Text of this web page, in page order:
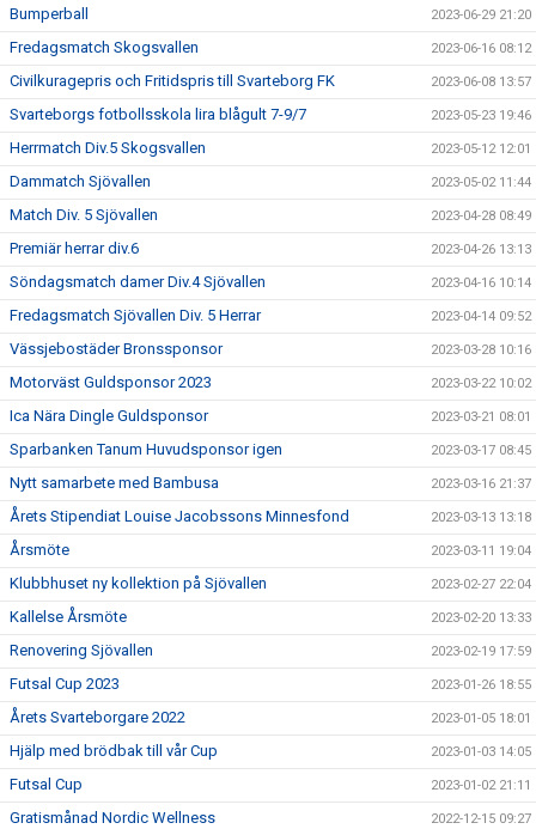
Bumperball 2023-06-29 21:20
Fredagsmatch Skogsvallen 2023-06-16 08:12
Civilkuragepris och Fritidspris till Svarteborg FK 2023-06-08 13:57
Svarteborgs fotbollsskola lira blågult 7-9/7 2023-05-23 19:46
Herrmatch Div.5 Skogsvallen 2023-05-12 12:01
Dammatch Sjövallen 2023-05-02 11:44
Match Div. 5 Sjövallen 2023-04-28 08:49
Premiär herrar div.6 2023-04-26 13:13
Söndagsmatch damer Div.4 Sjövallen 2023-04-16 10:14
Fredagsmatch Sjövallen Div. 5 Herrar 2023-04-14 09:52
Vässjebostäder Bronssponsor 2023-03-28 10:16
Motorväst Guldsponsor 2023 2023-03-22 10:02
Ica Nära Dingle Guldsponsor 2023-03-21 08:01
Sparbanken Tanum Huvudsponsor igen 2023-03-17 08:45
Nytt samarbete med Bambusa 2023-03-16 21:37
Årets Stipendiat Louise Jacobssons Minnesfond 2023-03-13 13:18
Årsmöte 2023-03-11 19:04
Klubbhuset ny kollektion på Sjövallen 2023-02-27 22:04
Kallelse Årsmöte 2023-02-20 13:33
Renovering Sjövallen 2023-02-19 17:59
Futsal Cup 2023 2023-01-26 18:55
Årets Svarteborgare 2022 2023-01-05 18:01
Hjälp med brödbak till vår Cup 2023-01-03 14:05
Futsal Cup 2023-01-02 21:11
Gratismånad Nordic Wellness 2022-12-15 09:27